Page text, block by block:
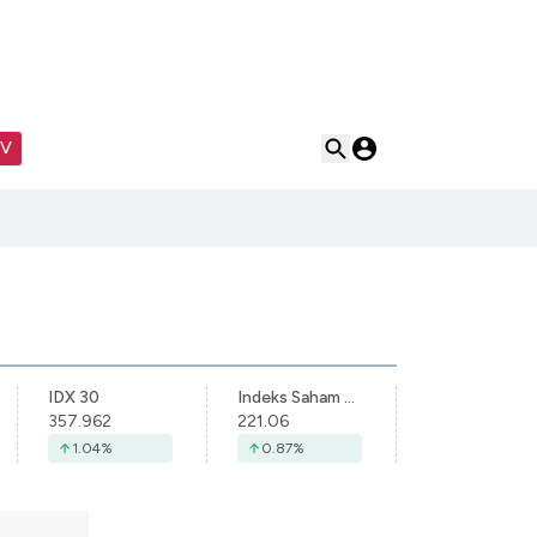
IDX 30
357.962
1.04%
Indeks Saham Syariah Indonesia
221.06
0.87%